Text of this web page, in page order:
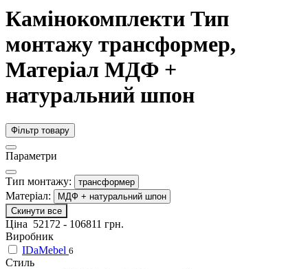
Камінокомплекти Тип
монтажу трансформер,
Матеріал МДФ +
натуральний шпон
Фільтр товару
Параметри
Тип монтажу: трансформер
Матеріал:
МДФ + натуральний шпон
Скинути все
Ціна 52172 - 106811 грн.
Виробник
IDaMebel 6
Стиль